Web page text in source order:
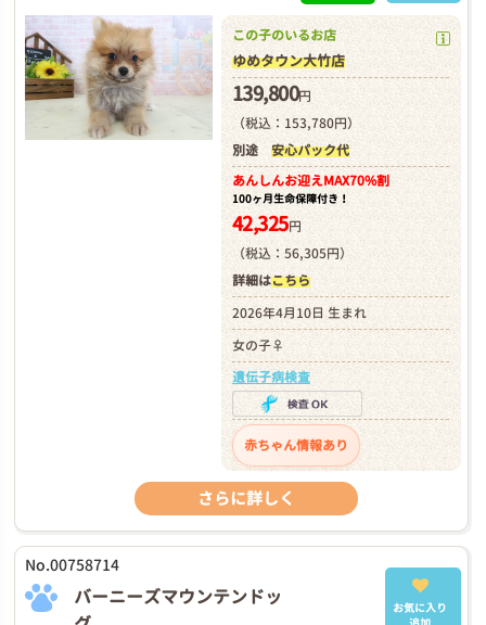
この子のいるお店
ゆめタウン大竹店
139,800円
（税込：153,780円）
別途 安心パック代
あんしんお迎えMAX70%割
100ヶ月生命保障付き！
42,325円
（税込：56,305円）
詳細はこちら
2026年4月10日 生まれ
女の子♀
遺伝子病検査
赤ちゃん情報あり
さらに詳しく
No.00758714
バーニーズマウンテンドッ
お気に入り